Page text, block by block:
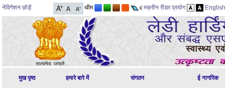
नेविगेशन छोड़ें थीम स्क्रीन रीडर प्रयोग English
मुख पृष्ठ हमारे बारे में संगठन ई नागरिक